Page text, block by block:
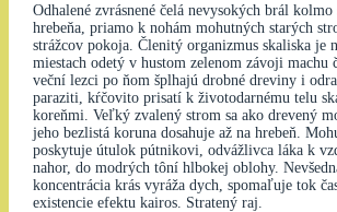
Odhalené zvrásnené čelá nevysokých brál kolmo
hrebeňa, priamo k nohám mohutných starých
strážcov pokoja. Členitý organizmus skaliska je
miestach odetý v hustom zelenom závoji machu
veční lezci po ňom šplhajú drobné dreviny i
paraziti, kŕčovito prisatí k životodarnému telu
koreňmi. Veľký zvalený strom sa ako drevený
jeho bezlistá koruna dosahuje až na hrebeň.
poskytuje útulok pútnikovi, odvážlivca láka k
nahor, do modrých tôní hlbokej oblohy.
koncentrácia krás vyráža dych, spomaľuje tok
existencie efektu kairos. Stratený raj.